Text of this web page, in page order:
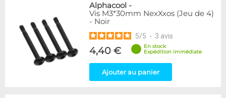
Alphacool -
Vis M3*30mm NexXxos (Jeu de 4)
- Noir
5/5 - 3 avis
4,40 €
En stock
Expédition immédiate
Ajouter au panier